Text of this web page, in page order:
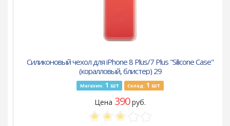
Силиконовый чехол для iPhone 8 Plus/7 Plus "Silicone Case"
(коралловый, блистер) 29
Магазин: 1 шт Склад: 1 шт
Цена 390руб.